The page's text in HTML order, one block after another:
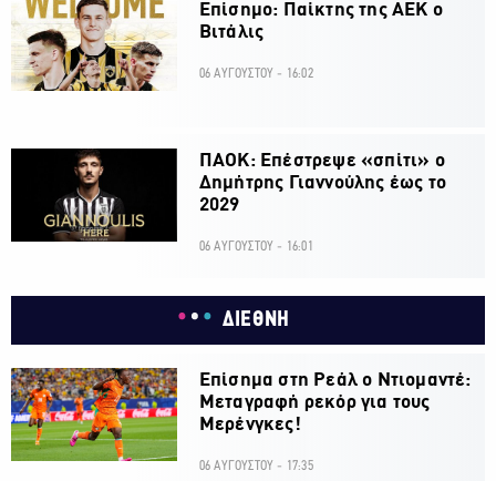
Επίσημο: Παίκτης της ΑΕΚ ο
Βιτάλις
06 ΑΥΓΟΥΣΤΟΥ - 16:02
ΠΑΟΚ: Επέστρεψε «σπίτι» ο
Δημήτρης Γιαννούλης έως το
2029
06 ΑΥΓΟΥΣΤΟΥ - 16:01
ΔΙΕΘΝΗ
Επίσημα στη Ρεάλ ο Ντιομαντέ:
Μεταγραφή ρεκόρ για τους
Μερένγκες!
06 ΑΥΓΟΥΣΤΟΥ - 17:35